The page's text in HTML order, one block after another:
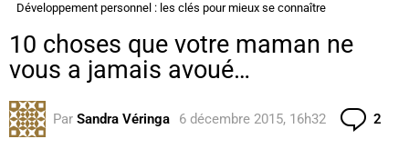
Développement personnel : les clés pour mieux se connaître
10 choses que votre maman ne
vous a jamais avoué…
Par Sandra Véringa 6 décembre 2015, 16h32 2